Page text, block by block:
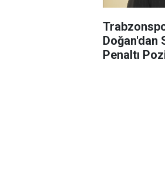
Doğan'dan
Penaltı